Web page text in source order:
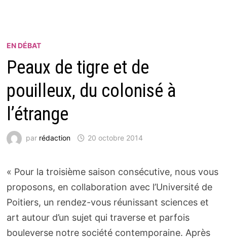
EN DÉBAT
Peaux de tigre et de
pouilleux, du colonisé à
l’étrange
par rédaction 20 octobre 2014
« Pour la troisième saison consécutive, nous vous
proposons, en collaboration avec l’Université de
Poitiers, un rendez-vous réunissant sciences et
art autour d’un sujet qui traverse et parfois
bouleverse notre société contemporaine. Après